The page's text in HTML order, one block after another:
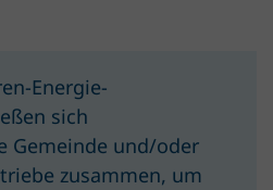
Energie-
sich
Gemeinde und/oder
zusammen, um